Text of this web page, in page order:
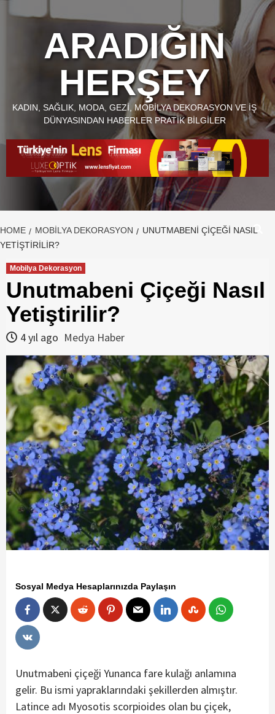
ARADIĞIN
HERŞEY
KADIN, SAĞLIK, MODA, GEZI, MOBILYA DEKORASYON VE İŞ
DÜNYASINDAN HABERLER PRATIK BILGILER
HOME MOBILYA DEKORASYON
UNUTMABENI ÇIÇEĞI NASIL
YETIŞTIRILIR?
Mobilya Dekorasyon
Unutmabeni Çiçeği Nasıl
Yetiştirilir?
4 yıl ago Medya Haber
Sosyal Medya Hesaplarınızda Paylaşın
Unutmabeni çiçeği Yunanca fare kulağı anlamına
gelir. Bu ismi yapraklarındaki şekillerden almıştır.
Latince adı Myosotis scorpioides olan bu çiçek,